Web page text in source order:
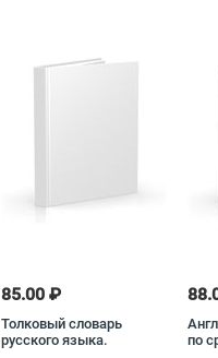
85.00 ₽
Толковый словарь
русского языка.
по